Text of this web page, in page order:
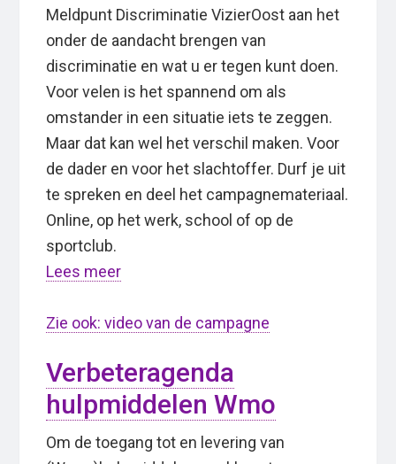
Meldpunt Discriminatie VizierOost aan het
onder de aandacht brengen van
discriminatie en wat u er tegen kunt doen.
Voor velen is het spannend om als
omstander in een situatie iets te zeggen.
Maar dat kan wel het verschil maken. Voor
de dader en voor het slachtoffer. Durf je uit
te spreken en deel het campagnemateriaal.
Online, op het werk, school of op de
sportclub.
Lees meer
Zie ook: video van de campagne
Verbeteragenda
hulpmiddelen Wmo
Om de toegang tot en levering van